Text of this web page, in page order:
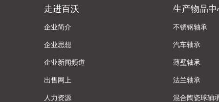
走进百沃
企业简介
企业思想
企业新闻频道
出售网上
人力资源
生产物品中
不锈钢轴承
汽车轴承
薄壁轴承
法兰轴承
混合陶瓷球轴